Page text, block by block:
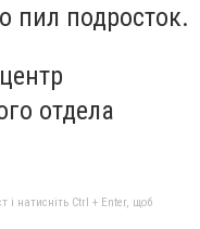
пил подросток.
отдела
і натисніть Ctrl + Enter, щоб